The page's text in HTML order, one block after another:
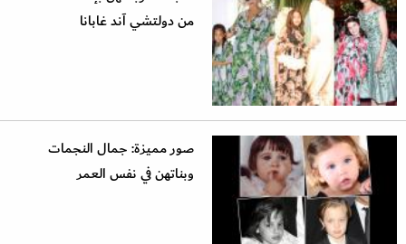
من دولتشي آند غابانا
صور مميزة: جمال النجمات
وبناتهن في نفس العمر